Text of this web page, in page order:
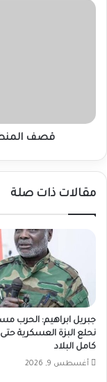
قصف
قصف
مقالات ذات صلة
جبريل ابراهيم: الحرب
نحلع البزة العسكرية
كامل البلاد
أغسطس 9, 2026